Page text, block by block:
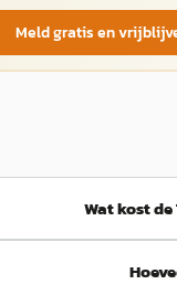
Meld gratis en
Wat kost